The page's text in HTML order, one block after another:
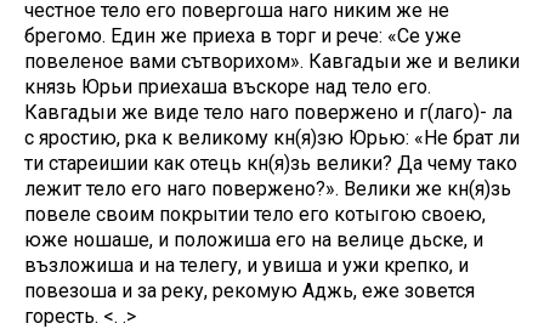
честное тело его повергоша наго никим же не
брегомо. Един же приеха в торг и рече: «Се уже
повеленое вами сътворихом». Кавгадыи же и велики
князь Юрьи приехаша въскоре над тело его.
Кавгадыи же виде тело наго повержено и г(лаго)- ла
с яростию, рка к великому кн(я)зю Юрью: «Не брат ли
ти стареишии как отець кн(я)зь велики? Да чему тако
лежит тело его наго повержено?». Велики же кн(я)зь
повеле своим покрытии тело его котыгою своею,
юже ношаше, и положиша его на велице дьске, и
възложиша и на телегу, и увиша и ужи крепко, и
повезоша и за реку, рекомую Аджь, еже зовется
горесть. <. .>